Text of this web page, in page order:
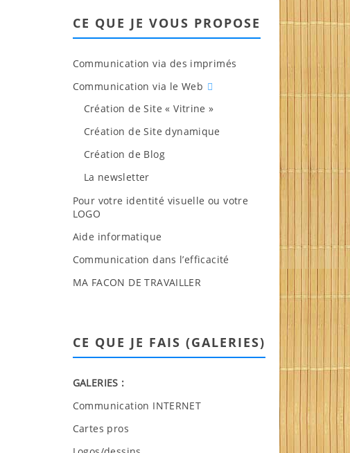
CE QUE JE VOUS PROPOSE
Communication via des imprimés
Communication via le Web
Création de Site « Vitrine »
Création de Site dynamique
Création de Blog
La newsletter
Pour votre identité visuelle ou votre
LOGO
Aide informatique
Communication dans l’efficacité
MA FACON DE TRAVAILLER
CE QUE JE FAIS (GALERIES)
GALERIES :
Communication INTERNET
Cartes pros